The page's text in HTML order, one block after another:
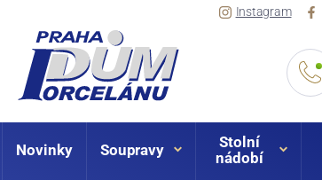
Instagram
Novinky Soupravy
Stolní
nádobí